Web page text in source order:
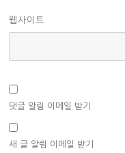
웹사이트
댓글 알림 이메일 받기
새 글 알림 이메일 받기